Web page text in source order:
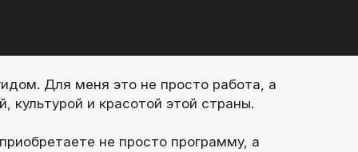
Для меня это не просто работа, а
и красотой этой страны.
не просто программу, а